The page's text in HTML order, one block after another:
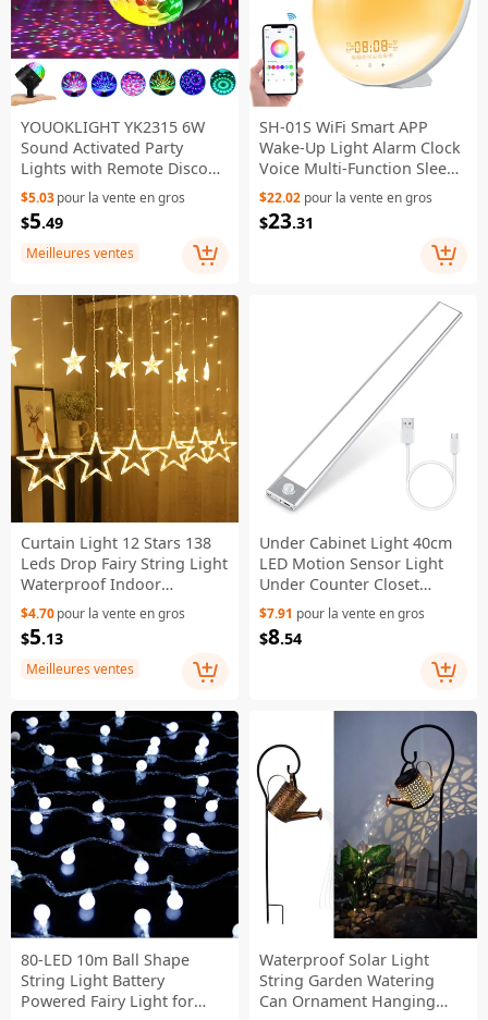
YOUOKLIGHT YK2315 6W
Sound Activated Party
Lights with Remote Disco
Ball Strobe Light for Home
Room Dance - EU Plug
$5.03pour la vente en gros
$5.49
Meilleures ventes
SH-01S WiFi Smart APP
Wake-Up Light Alarm Clock
Voice Multi-Function Sleep
Colorful Night Light
Supports Alexa / Google
Home - Japanese Plug
$22.02 pour la vente en gros
$23.31
Curtain Light 12 Stars 138
Leds Drop Fairy String Light
Waterproof Indoor
Outdoor 8 Modes
Decorative Lamp - Warm
White Light
$4.70pour la vente en gros
$5.13
Meilleures ventes
Under Cabinet Light 40cm
LED Motion Sensor Light
Under Counter Closet
Lighting USB Rechargeable
Battery - White Light
$7.91 pour la vente en gros
$8.54
80-LED 10m Ball Shape
String Light Battery
Powered Fairy Light for
Waterproof Solar Light
String Garden Watering
Can Ornament Hanging